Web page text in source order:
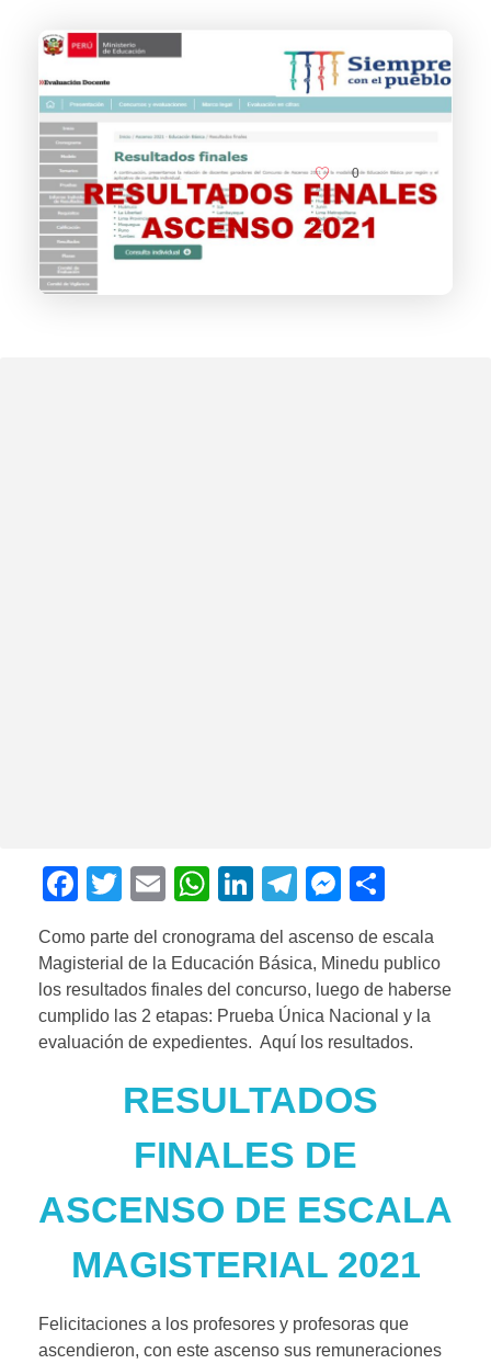
0
F
c
e
b
o
T
tt
er
E
ail
W
at
s
A
p
p
Li
k
e
dI
n
T
e
gr
a
m
M
ss
e
n
g
er
m
p
ar
tir
Como parte del cronograma del ascenso de escala
Magisterial de la Educación Básica, Minedu publico
los resultados finales del concurso, luego de haberse
cumplido las 2 etapas: Prueba Única Nacional y la
evaluación de expedientes. Aquí los resultados.
RESULTADOS
FINALES DE
ASCENSO DE ESCALA
MAGISTERIAL 2021
Felicitaciones a los profesores y profesoras que
ascendieron, con este ascenso sus remuneraciones